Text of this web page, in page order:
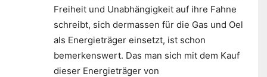
Freiheit und Unabhängigkeit auf ihre Fahne
schreibt, sich dermassen für die Gas und Oel
als Energieträger einsetzt, ist schon
bemerkenswert. Das man sich mit dem Kauf
dieser Energieträger von